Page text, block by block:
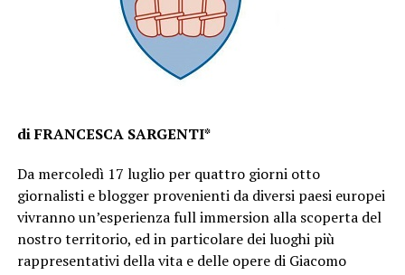
di FRANCESCA SARGENTI*
Da mercoledì 17 luglio per quattro giorni otto
giornalisti e blogger provenienti da diversi paesi europei
vivranno un’esperienza full immersion alla scoperta del
nostro territorio, ed in particolare dei luoghi più
rappresentativi della vita e delle opere di Giacomo